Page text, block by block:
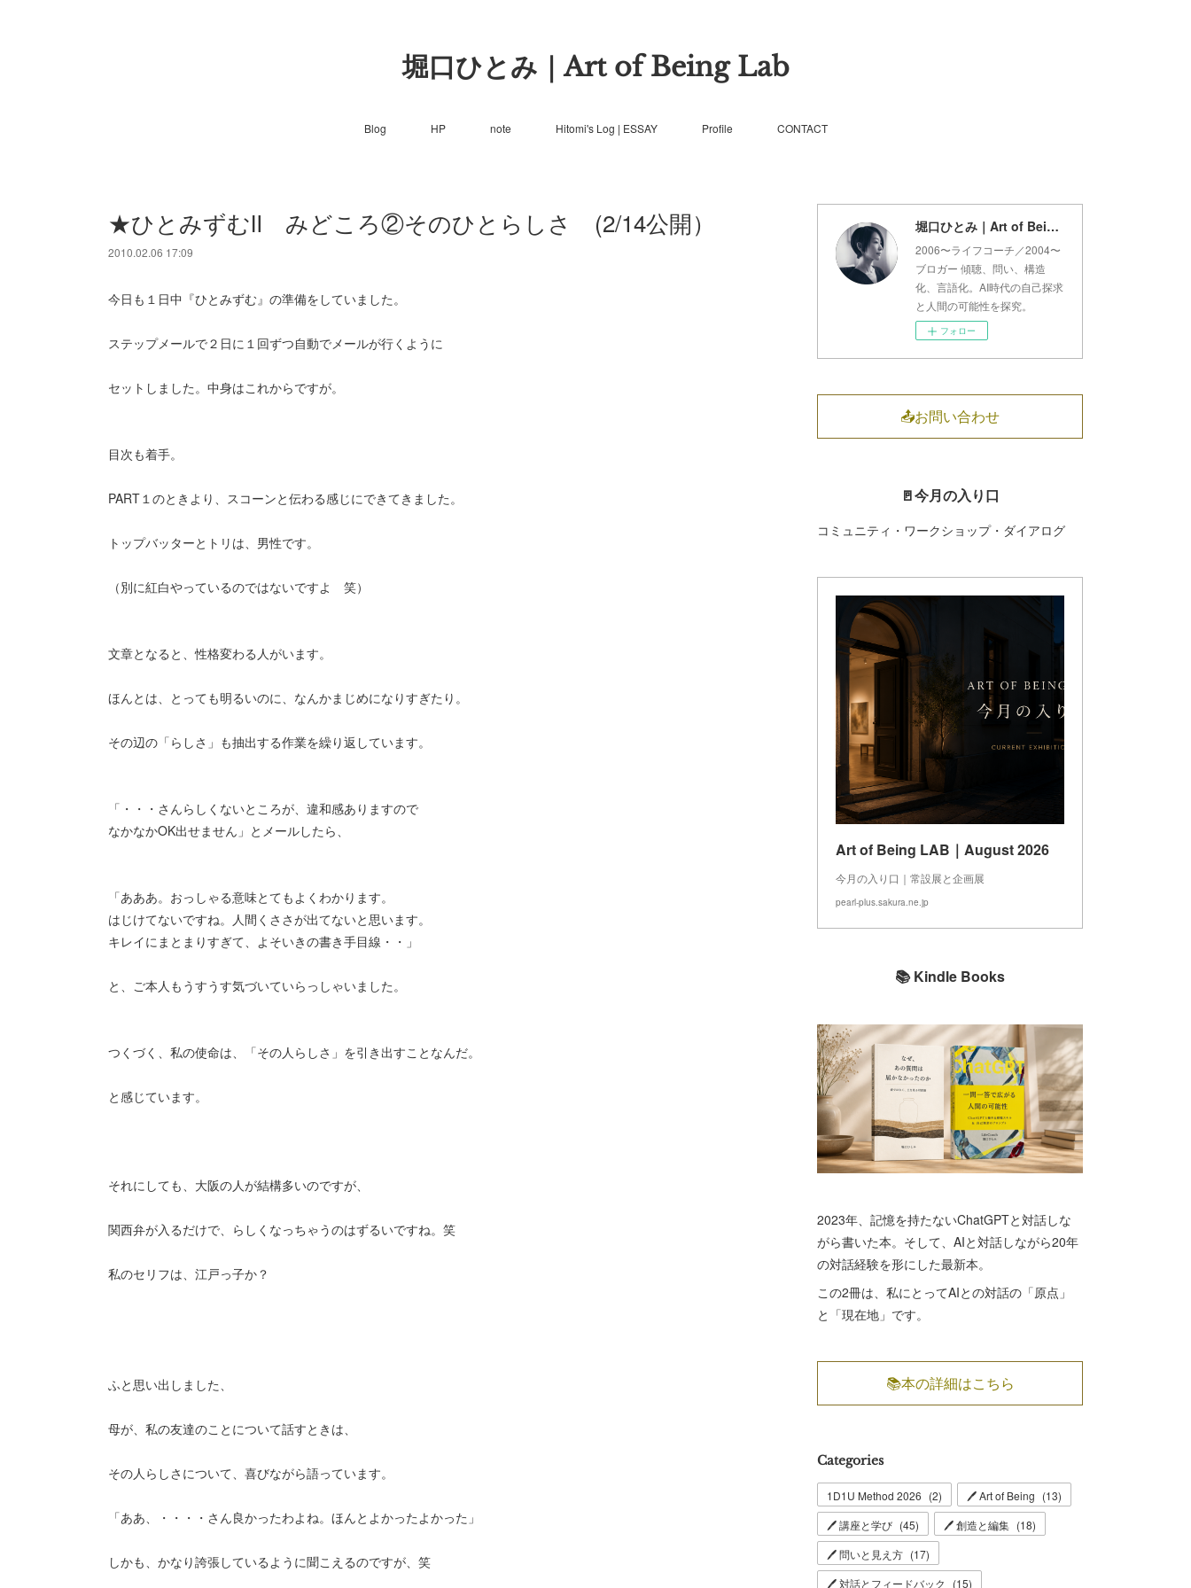
堀口ひとみ｜Art of Being Lab
Blog HP note Hitomi's Log | ESSAY Profile CONTACT
★ひとみずむⅡ みどころ②そのひとらしさ (2/14公開）
2010.02.06 17:09
今日も１日中『ひとみずむ』の準備をしていました。
ステップメールで２日に１回ずつ自動でメールが行くように
セットしました。中身はこれからですが。
目次も着手。
PART１のときより、スコーンと伝わる感じにできてきました。
トップバッターとトリは、男性です。
（別に紅白やっているのではないですよ 笑）
文章となると、性格変わる人がいます。
ほんとは、とっても明るいのに、なんかまじめになりすぎたり。
その辺の「らしさ」も抽出する作業を繰り返しています。
「・・・さんらしくないところが、違和感ありますので
なかなかOK出せません」とメールしたら、
「あああ。おっしゃる意味とてもよくわかります。
はじけてないですね。人間くささが出てないと思います。
キレイにまとまりすぎて、よそいきの書き手目線・・」
と、ご本人もうすうす気づいていらっしゃいました。
つくづく、私の使命は、「その人らしさ」を引き出すことなんだ。
と感じています。
それにしても、大阪の人が結構多いのですが、
関西弁が入るだけで、らしくなっちゃうのはずるいですね。笑
私のセリフは、江戸っ子か？
ふと思い出しました、
母が、私の友達のことについて話すときは、
その人らしさについて、喜びながら語っています。
「ああ、・・・・さん良かったわよね。ほんとよかったよかった」
しかも、かなり誇張しているように聞こえるのですが、笑
堀口ひとみ｜Art of Being Lab
2006〜ライフコーチ／2004〜
ブロガー 傾聴、問い、構造
化、言語化。AI時代の自己探求
と人間の可能性を探究。
フォロー
📤お問い合わせ
🚪今月の入り口
コミュニティ・ワークショップ・ダイアログ
Art of Being LAB｜August 2026
今月の入り口｜常設展と企画展
pearl-plus.sakura.ne.jp
📚 Kindle Books
2023年、記憶を持たないChatGPTと対話しな
がら書いた本。そして、AIと対話しながら20年
の対話経験を形にした最新本。
この2冊は、私にとってAIとの対話の「原点」
と「現在地」です。
📚本の詳細はこちら
Categories
1D1U Method 2026 (2) 🖊 Art of Being (13)
🖊 講座と学び (45) 🖊 創造と編集 (18)
🖊 問いと見え方 (17)
🖊 対話とフィードバック
(15)